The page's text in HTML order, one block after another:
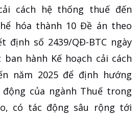
cách hệ thống thuế đến
hóa thành 10 Đề án theo
định số 2439/QĐ-BTC ngày
ban hành Kế hoạch cải cách
năm 2025 để định hướng
của ngành Thuế trong
có tác động sâu rộng tới